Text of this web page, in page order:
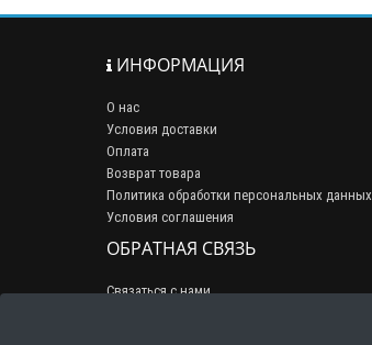
ИНФОРМАЦИЯ
О нас
Условия доставки
Оплата
Возврат товара
Политика обработки персональных данных
Условия соглашения
ОБРАТНАЯ СВЯЗЬ
Связаться с нами